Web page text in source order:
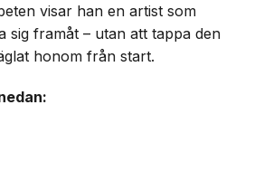
visar han en artist som
sig framåt – utan att tappa den
honom från start.